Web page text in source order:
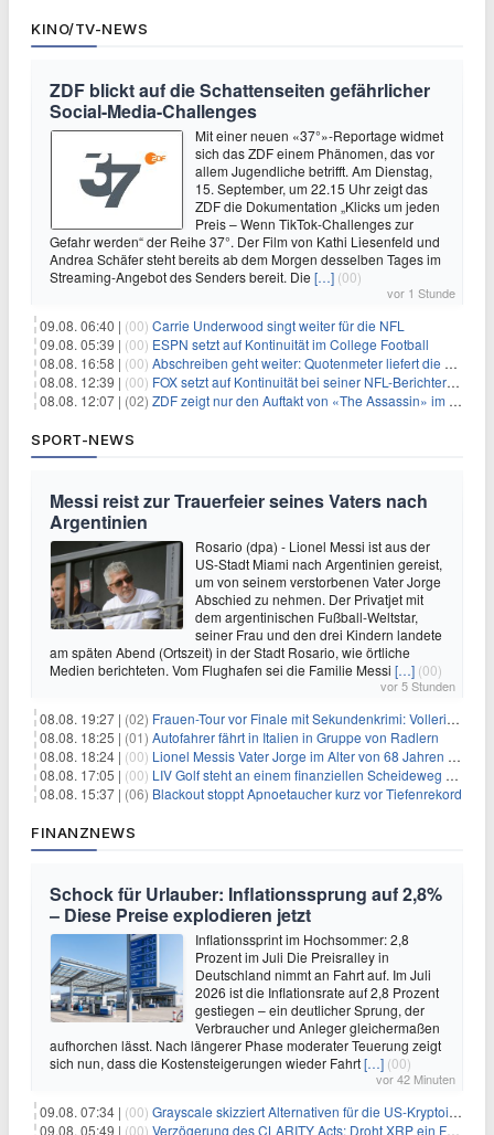
KINO/TV-NEWS
ZDF blickt auf die Schattenseiten gefährlicher
Social-Media-Challenges
Mit einer neuen «37°»-Reportage widmet
sich das ZDF einem Phänomen, das vor
allem Jugendliche betrifft. Am Dienstag,
15. September, um 22.15 Uhr zeigt das
ZDF die Dokumentation „Klicks um jeden
Preis – Wenn TikTok-Challenges zur
Gefahr werden“ der Reihe 37°. Der Film von Kathi Liesenfeld und
Andrea Schäfer steht bereits ab dem Morgen desselben Tages im
Streaming-Angebot des Senders bereit. Die […] (00)
vor 1 Stunde
09.08. 06:40 | (00) Carrie Underwood singt weiter für die NFL
09.08. 05:39 | (00) ESPN setzt auf Kontinuität im College Football
08.08. 16:58 | (00) Abschreiben geht weiter: Quotenmeter liefert die Vorlagen
08.08. 12:39 | (00) FOX setzt auf Kontinuität bei seiner NFL-Berichterstattung
08.08. 12:07 | (02) ZDF zeigt nur den Auftakt von «The Assassin» im Fernsehen
SPORT-NEWS
Messi reist zur Trauerfeier seines Vaters nach
Argentinien
Rosario (dpa) - Lionel Messi ist aus der
US-Stadt Miami nach Argentinien gereist,
um von seinem verstorbenen Vater Jorge
Abschied zu nehmen. Der Privatjet mit
dem argentinischen Fußball-Weltstar,
seiner Frau und den drei Kindern landete
am späten Abend (Ortszeit) in der Stadt Rosario, wie örtliche
Medien berichteten. Vom Flughafen sei die Familie Messi […] (00)
vor 5 Stunden
08.08. 19:27 | (02) Frauen-Tour vor Finale mit Sekundenkrimi: Vollering in Gelb
08.08. 18:25 | (01) Autofahrer fährt in Italien in Gruppe von Radlern
08.08. 18:24 | (00) Lionel Messis Vater Jorge im Alter von 68 Jahren gestorben
08.08. 17:05 | (00) LIV Golf steht an einem finanziellen Scheideweg auf der Suche nach neuen Investitionen
08.08. 15:37 | (06) Blackout stoppt Apnoetaucher kurz vor Tiefenrekord
FINANZNEWS
Schock für Urlauber: Inflationssprung auf 2,8%
– Diese Preise explodieren jetzt
Inflationssprint im Hochsommer: 2,8
Prozent im Juli Die Preisralley in
Deutschland nimmt an Fahrt auf. Im Juli
2026 ist die Inflationsrate auf 2,8 Prozent
gestiegen – ein deutlicher Sprung, der
Verbraucher und Anleger gleichermaßen
aufhorchen lässt. Nach längerer Phase moderater Teuerung zeigt
sich nun, dass die Kostensteigerungen wieder Fahrt[…] (00)
vor 42 Minuten
09.08. 07:34 | (00) Grayscale skizziert Alternativen für die US-Kryptoindustrie ohne CLARITY Act
09.08. 05:49 | (00) Verzögerung des CLARITY Acts: Droht XRP ein Fall unter die $1-Marke?